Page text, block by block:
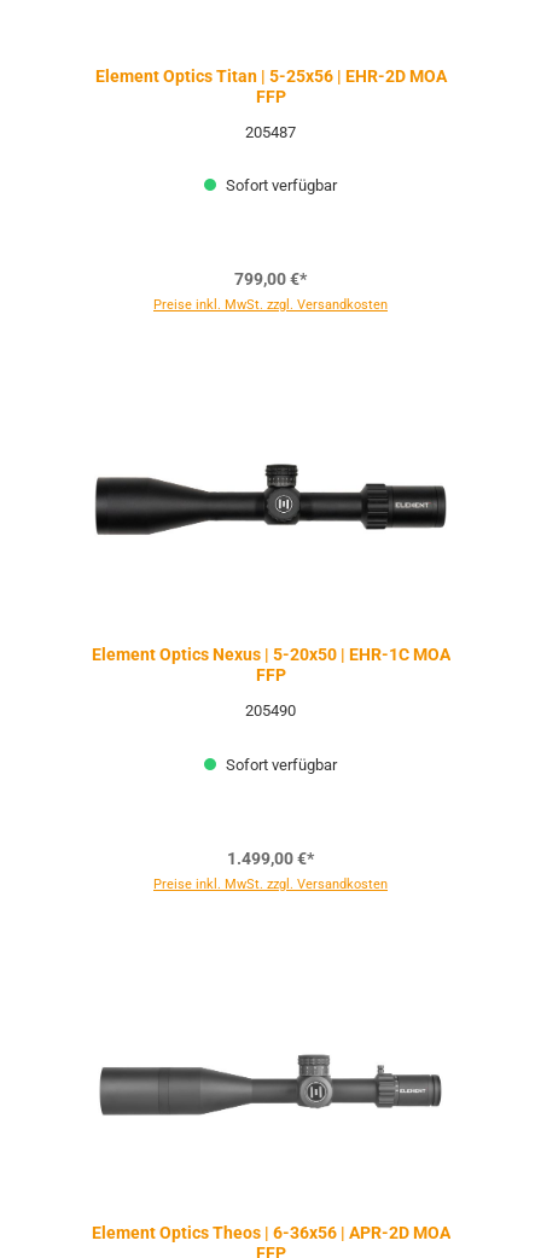
Element Optics Titan | 5-25x56 | EHR-2D MOA
FFP
205487
Sofort verfügbar
799,00 €*
Preise inkl. MwSt. zzgl. Versandkosten
Element Optics Nexus | 5-20x50 | EHR-1C MOA
FFP
205490
Sofort verfügbar
1.499,00 €*
Preise inkl. MwSt. zzgl. Versandkosten
Element Optics Theos | 6-36x56 | APR-2D MOA